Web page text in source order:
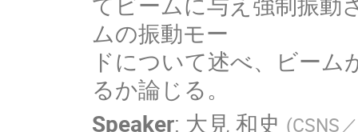
ムの振動モー
ドについて述べ、ビー
るか論じる。
Speaker: 大見 和史 (CSNS